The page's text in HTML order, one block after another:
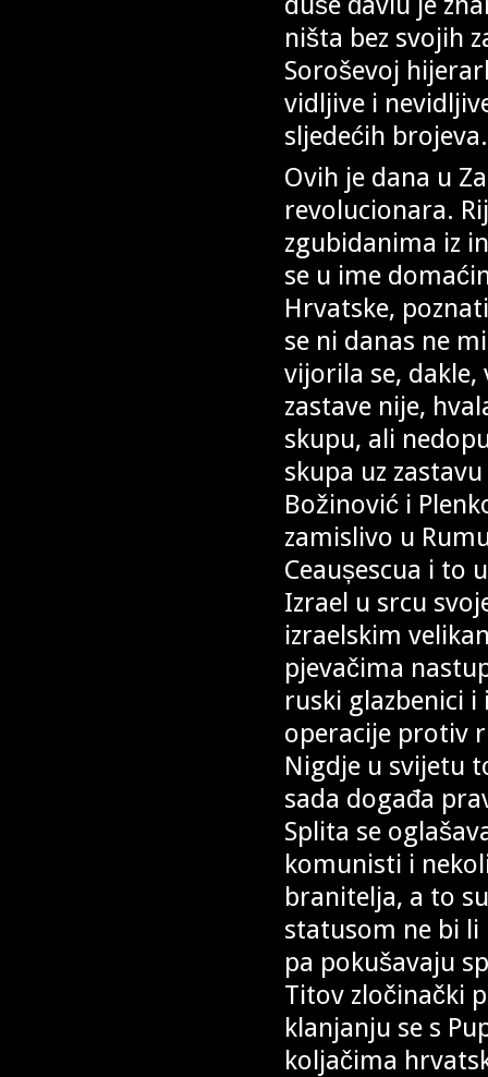
ništa bez svojih
Soroševoj
vidljive i
sljedećih
Ovih je dana u
revolucionara.
zgubidanima iz
se u ime
Hrvatske,
se ni danas ne
vijorila se, dakle,
zastave nije,
skupu, ali
skupa uz
Božinović i
zamislivo u
Ceaușescua i to
Izrael u srcu
izraelskim
pjevačima
ruski glazbenici i
operacije protiv
Nigdje u svijetu
sada događa
Splita se
komunisti i
branitelja, a to
statusom ne bi
pa pokušavaju
Titov zločinački
klanjanju se s
koljačima